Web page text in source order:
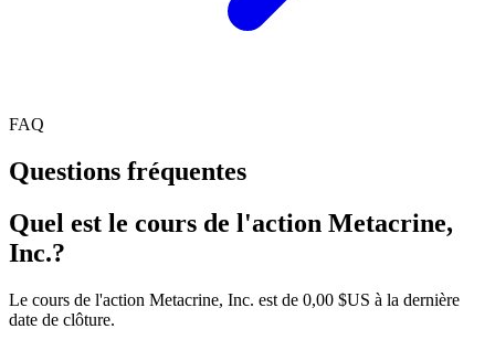
FAQ
Questions fréquentes
Quel est le cours de l'action Metacrine,
Inc.?
Le cours de l'action Metacrine, Inc. est de 0,00 $US à la dernière
date de clôture.